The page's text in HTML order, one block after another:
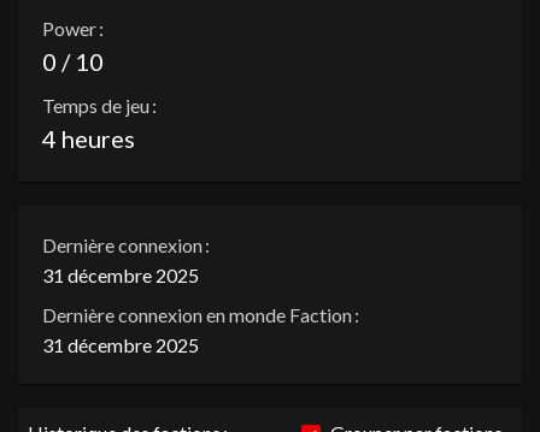
Power :
0 / 10
Temps de jeu :
4 heures
Dernière connexion :
31 décembre 2025
Dernière connexion en monde Faction :
31 décembre 2025